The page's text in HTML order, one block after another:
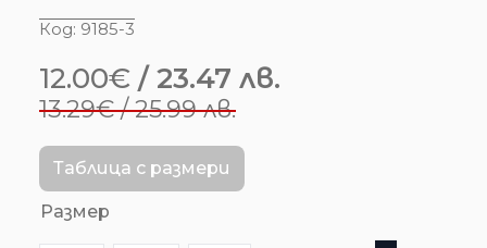
Код: 9185-3
13.29€/ 25.99 лв.
Original
price
was:
13.29€
12.00€ / 23.47 лв.
Текущата
цена
е:
12.00€
Таблица с размери
Размер